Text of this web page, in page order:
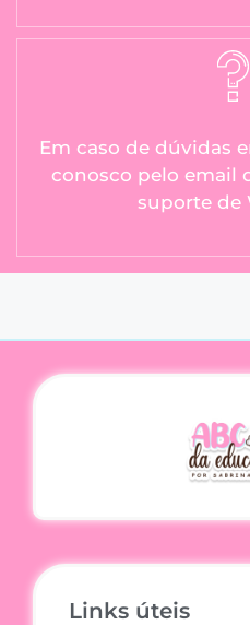
Em caso de dúvidas
conosco pelo email
suporte de
Links úteis